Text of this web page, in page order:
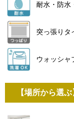
耐水・防水
突っ張りタ
ウォッシャ
【場所から選ぶ